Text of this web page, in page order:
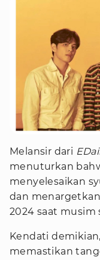
Melansir dari
menuturkan
menyelesaikan
dan
2024 saat musim
Kendati
memastikan